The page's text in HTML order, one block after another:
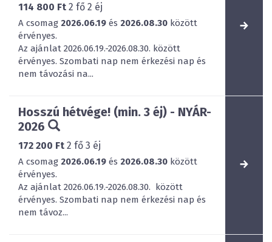
114 800 Ft 2 fő 2 éj
A csomag 2026.06.19 és 2026.08.30 között
érvényes.
Az ajánlat 2026.06.19.-2026.08.30. között
érvényes. Szombati nap nem érkezési nap és
nem távozási na...
Hosszú hétvége! (min. 3 éj) - NYÁR-
2026
172 200 Ft 2 fő 3 éj
A csomag 2026.06.19 és 2026.08.30 között
érvényes.
Az ajánlat 2026.06.19.-2026.08.30. között
érvényes. Szombati nap nem érkezési nap és
nem távoz...